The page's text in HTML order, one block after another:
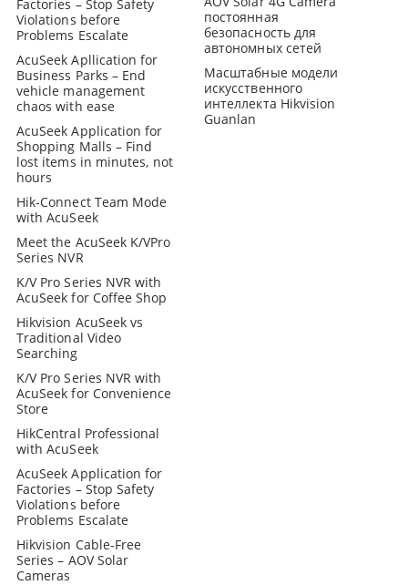
Factories – Stop Safety
Violations before
Problems Escalate
AcuSeek Apllication for
Business Parks – End
vehicle management
chaos with ease
AcuSeek Application for
Shopping Malls – Find
lost items in minutes, not
hours
Hik-Connect Team Mode
with AcuSeek
Meet the AcuSeek K/VPro
Series NVR
K/V Pro Series NVR with
AcuSeek for Coffee Shop
Hikvision AcuSeek vs
Traditional Video
Searching
K/V Pro Series NVR with
AcuSeek for Convenience
Store
HikCentral Professional
with AcuSeek
AcuSeek Application for
Factories – Stop Safety
Violations before
Problems Escalate
Hikvision Cable-Free
Series – AOV Solar
Cameras
постоянная
безопасность для
автономных сетей
Масштабные модели
искусственного
интеллекта Hikvision
Guanlan